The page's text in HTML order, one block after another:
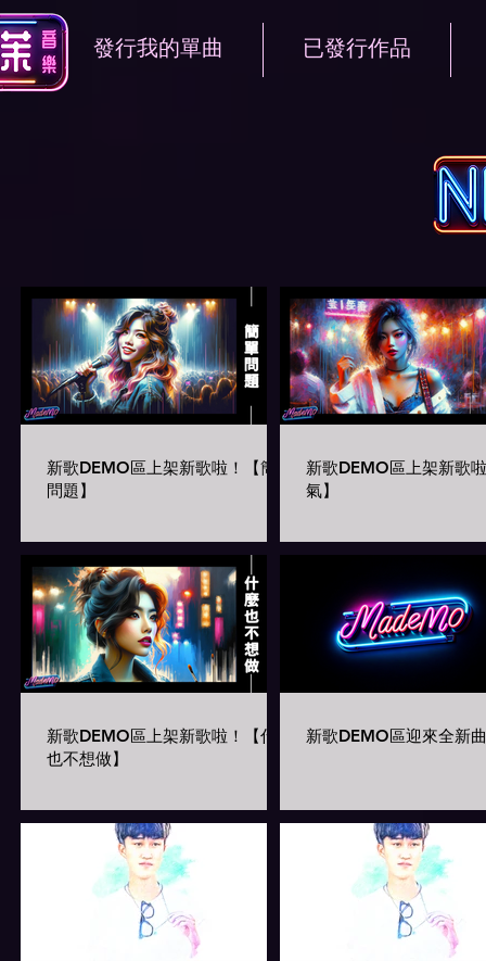
發行我的單曲 已發行作品
新歌DEMO區上架新歌啦！【簡單
問題】
新歌DEMO區上架新歌
氣】
新歌DEMO區上架新歌啦！【什麼
也不想做】
新歌DEMO區迎來全新